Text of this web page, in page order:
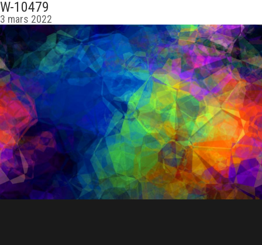
W-10479
3 mars 2022